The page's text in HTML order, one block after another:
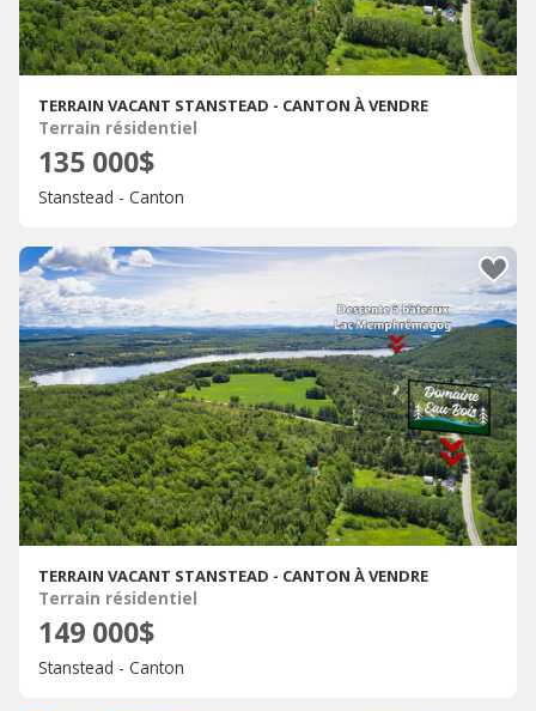
TERRAIN VACANT STANSTEAD - CANTON À VENDRE
Terrain résidentiel
135 000$
Stanstead - Canton
TERRAIN VACANT STANSTEAD - CANTON À VENDRE
Terrain résidentiel
149 000$
Stanstead - Canton